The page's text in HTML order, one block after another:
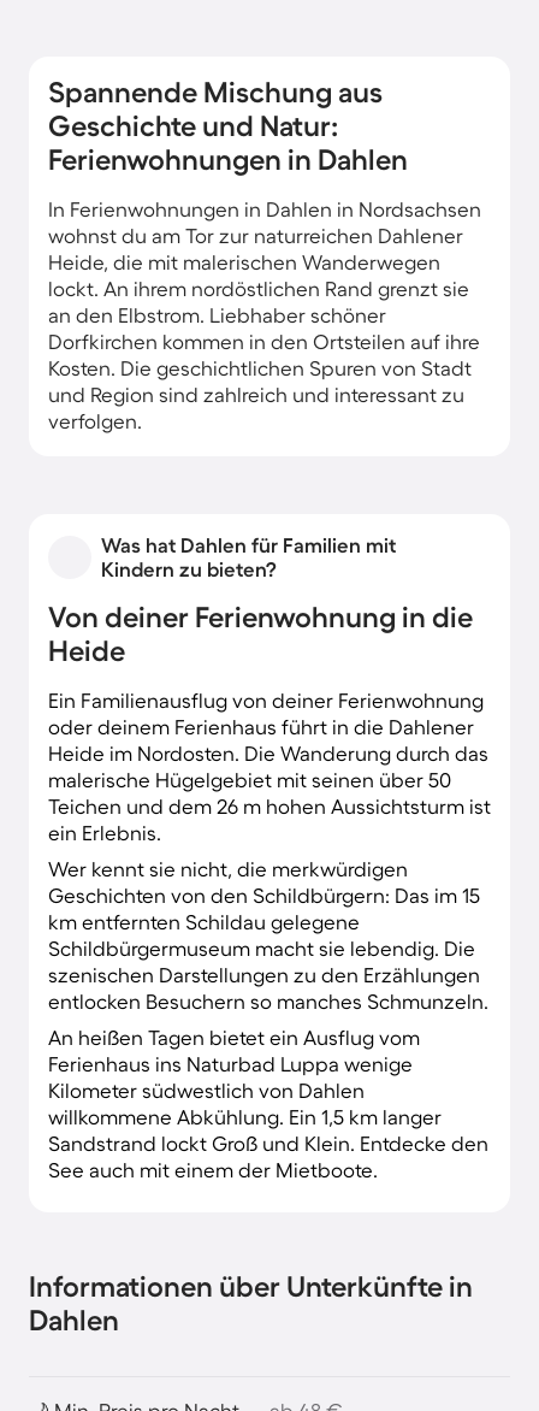
Spannende Mischung aus
Geschichte und Natur:
Ferienwohnungen in Dahlen
In Ferienwohnungen in Dahlen in Nordsachsen
wohnst du am Tor zur naturreichen Dahlener
Heide, die mit malerischen Wanderwegen
lockt. An ihrem nordöstlichen Rand grenzt sie
an den Elbstrom. Liebhaber schöner
Dorfkirchen kommen in den Ortsteilen auf ihre
Kosten. Die geschichtlichen Spuren von Stadt
und Region sind zahlreich und interessant zu
verfolgen.
unter den Friedensvertrag des Siebenjährigen
Krieges auf Schloss Dahlen im Februar 1763. Das
rasch zu Fuß von deiner Ferienwohnung in der
Kernstadt Dahlen.
Was hat Dahlen für Familien mit
Kindern zu bieten?
Von deiner Ferienwohnung in die
Heide
Ein Familienausflug von deiner Ferienwohnung
oder deinem Ferienhaus führt in die Dahlener
Heide im Nordosten. Die Wanderung durch das
malerische Hügelgebiet mit seinen über 50
Teichen und dem 26 m hohen Aussichtsturm ist
ein Erlebnis.
Wer kennt sie nicht, die merkwürdigen
Geschichten von den Schildbürgern: Das im 15
km entfernten Schildau gelegene
Schildbürgermuseum macht sie lebendig. Die
szenischen Darstellungen zu den Erzählungen
entlocken Besuchern so manches Schmunzeln.
An heißen Tagen bietet ein Ausflug vom
Ferienhaus ins Naturbad Luppa wenige
Kilometer südwestlich von Dahlen
willkommene Abkühlung. Ein 1,5 km langer
Sandstrand lockt Groß und Klein. Entdecke den
See auch mit einem der Mietboote.
Informationen über Unterkünfte in
Dahlen